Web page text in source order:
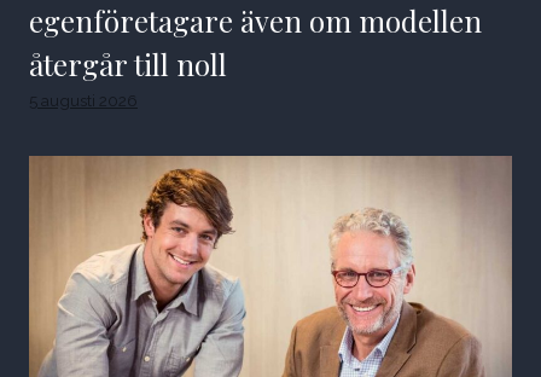
egenföretagare även om modellen
återgår till noll
5 augusti 2026